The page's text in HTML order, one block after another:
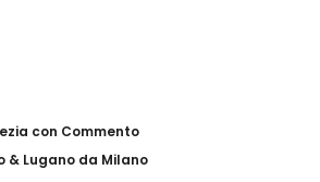
con Commento
& Lugano da Milano